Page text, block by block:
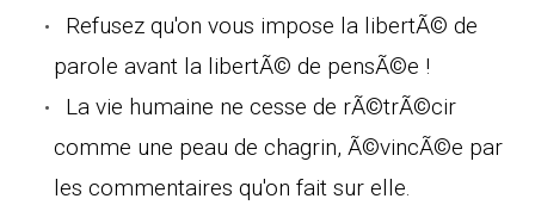
Refusez qu'on vous impose la libertÃ© de
parole avant la libertÃ© de pensÃ©e !
La vie humaine ne cesse de rÃ©trÃ©cir
comme une peau de chagrin, Ã©vincÃ©e par
les commentaires qu'on fait sur elle.